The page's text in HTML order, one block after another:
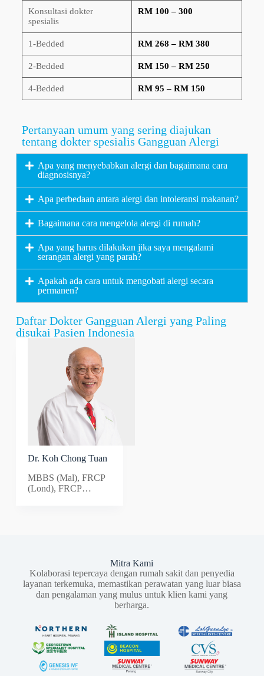
Konsultasi dokter
spesialis
RM 100 – 300
1-Bedded RM 268 – RM 380
2-Bedded RM 150 – RM 250
4-Bedded RM 95 – RM 150
Pertanyaan umum yang sering diajukan
tentang dokter spesialis Gangguan Alergi
Apa yang menyebabkan alergi dan bagaimana cara
diagnosisnya?
Apa perbedaan antara alergi dan intoleransi makanan?
Bagaimana cara mengelola alergi di rumah?
Apa yang harus dilakukan jika saya mengalami
serangan alergi yang parah?
Apakah ada cara untuk mengobati alergi secara
permanen?
Daftar Dokter Gangguan Alergi yang Paling
disukai Pasien Indonesia
Dr. Koh Chong Tuan
MBBS (Mal), FRCP
(Lond), FRCP
Mitra Kami
Kolaborasi tepercaya dengan rumah sakit dan penyedia
layanan terkemuka, memastikan perawatan yang luar biasa
dan pengalaman yang mulus untuk klien kami yang
berharga.